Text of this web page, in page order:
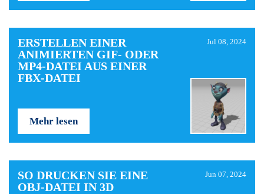
ERSTELLEN EINER
ANIMIERTEN GIF- ODER
MP4-DATEI AUS EINER
FBX-DATEI
Jul 08, 2024
Mehr lesen
SO DRUCKEN SIE EINE
OBJ-DATEI IN 3D
Jun 07, 2024